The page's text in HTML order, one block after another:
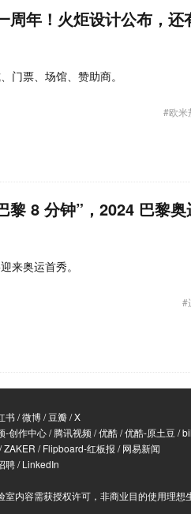
周年！火炬设计公布，还
门票、场馆、赞助商。
#欧米
黎 8 分钟”，2024 巴黎
来奥运首秀。
#
书/微博/豆瓣/X
-创作中心/腾讯视频/优酷/优酷-原土豆 /
/ZAKER /Flipboard-红板报 /网易新闻
聘/LinkedIn
室内容需获授权许可，非商业目的使用理想